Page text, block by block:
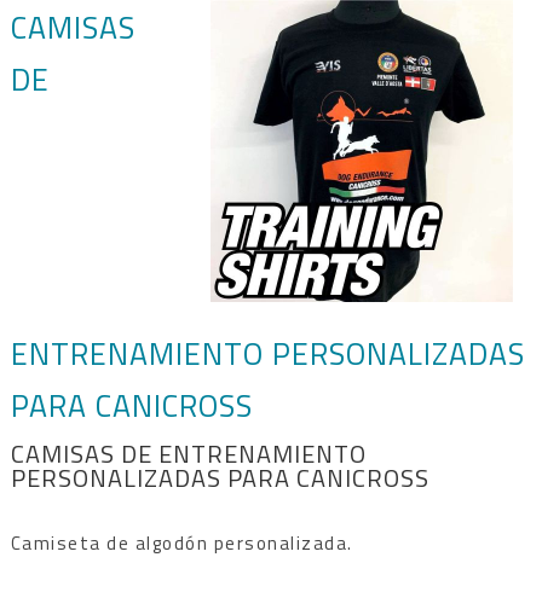
CAMISAS
DE
ENTRENAMIENTO PERSONALIZADAS
PARA CANICROSS
CAMISAS DE ENTRENAMIENTO
PERSONALIZADAS PARA CANICROSS
Camiseta de algodón personalizada.